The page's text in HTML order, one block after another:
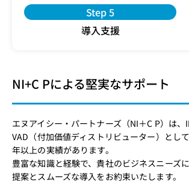
Step 5
導入支援
NI+C Pによる堅実なサポート
エヌアイシー・パートナーズ（NI＋C P）は、
VAD（付加価値ディストリビューター）とし
年以上の実績があります。
豊富な知識と経験で、貴社のビジネスニーズ
提案とスムーズな導入をお約束いたします。